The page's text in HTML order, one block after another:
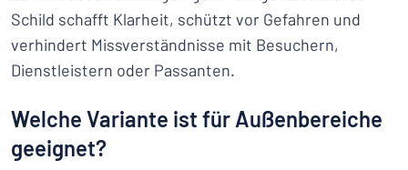
Schild schafft Klarheit, schützt vor Gefahren und
verhindert Missverständnisse mit Besuchern,
Dienstleistern oder Passanten.
Welche Variante ist für Außenbereiche
geeignet?